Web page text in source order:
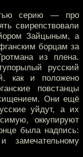
серию — про
свирепствовали
Зайцыным, а
борцам за
из плена.
русский
как и положено
повстанцы
Они ещё
уйдут, а их
оккупируют
была надпись:
замечательному